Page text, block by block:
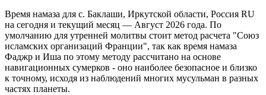
Время намаза для с. Баклаши, Иркутской области, Россия RU
на сегодня и текущий месяц — Август 2026 года. По
умолчанию для утренней молитвы стоит метод расчета "Союз
исламских организаций Франции", так как время намаза
Фаджр и Иша по этому методу рассчитано на основе
навигационных сумерков - оно наиболее безопасное и близко
к точному, исходя из наблюдений многих мусульман в разных
частях планеты.